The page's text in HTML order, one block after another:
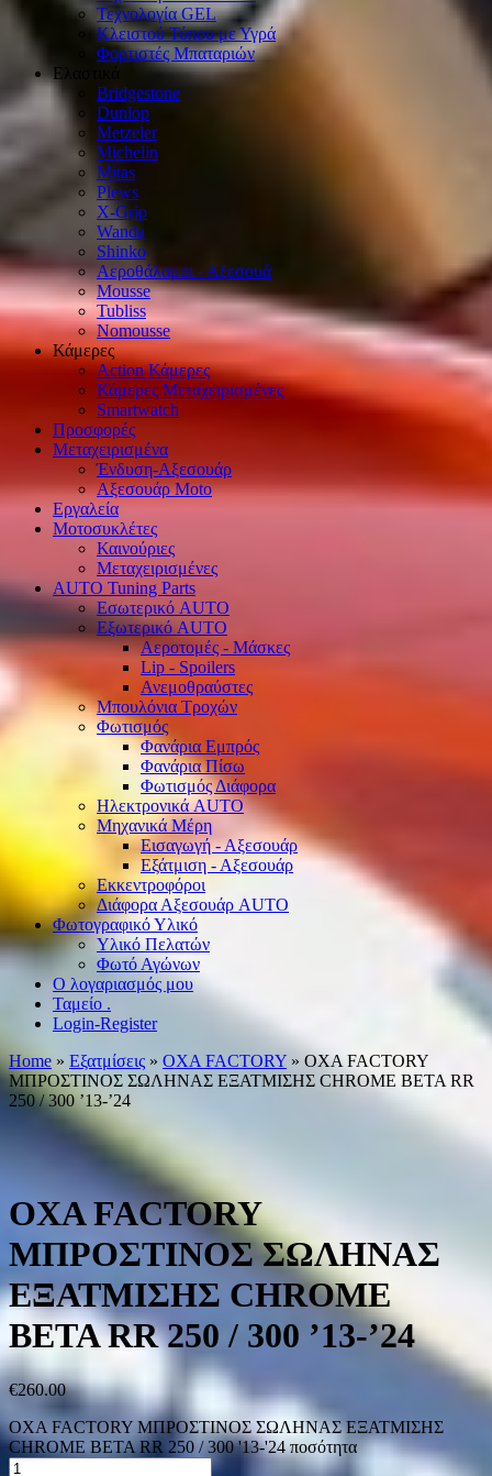
Τεχνολογία GEL
Κλειστού Τύπου με Υγρά
Φορτιστές Μπαταριών
Ελαστικά
Bridgestone
Dunlop
Metzeler
Michelin
Mitas
Plews
X-Grip
Wanda
Shinko
Αεροθάλαμοι - Αξεσουά
Mousse
Tubliss
Nomousse
Κάμερες
Action Κάμερες
Κάμερες Μεταχειρισμένες
Smartwatch
Προσφορές
Μεταχειρισμένα
Ένδυση-Αξεσουάρ
Αξεσουάρ Μοto
Εργαλεία
Μοτοσυκλέτες
Καινούριες
Μεταχειρισμένες
AUTO Tuning Parts
Εσωτερικό AUTO
Εξωτερικό AUTO
Αεροτομές - Μάσκες
Lip - Spoilers
Ανεμοθραύστες
Μπουλόνια Τροχών
Φωτισμός
Φανάρια Εμπρός
Φανάρια Πίσω
Φωτισμός Διάφορα
Ηλεκτρονικά AUTO
Μηχανικά Μέρη
Εισαγωγή - Αξεσουάρ
Εξάτμιση - Αξεσουάρ
Εκκεντροφόροι
Διάφορα Αξεσουάρ AUTO
Φωτογραφικό Υλικό
Υλικό Πελατών
Φωτό Αγώνων
Ο λογαριασμός μου
Ταμείο .
Login-Register
Home » Εξατμίσεις » OXA FACTORY » OXA FACTORY
ΜΠΡΟΣΤΙΝΟΣ ΣΩΛΗΝΑΣ ΕΞΑΤΜΙΣΗΣ CHROME BETA RR
250 / 300 ’13-’24
OXA FACTORY
ΜΠΡΟΣΤΙΝΟΣ ΣΩΛΗΝΑΣ
ΕΞΑΤΜΙΣΗΣ CHROME
BETA RR 250 / 300 ’13-’24
€260.00
OXA FACTORY ΜΠΡΟΣΤΙΝΟΣ ΣΩΛΗΝΑΣ ΕΞΑΤΜΙΣΗΣ
CHROME BETA RR 250 / 300 '13-'24 ποσότητα